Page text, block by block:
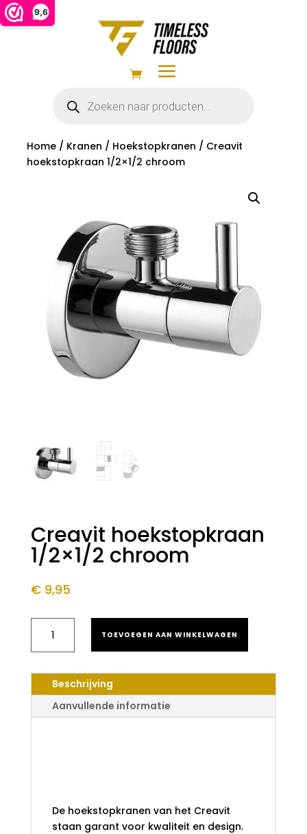
9,6
zoeken
Home/ Kranen / Hoekstopkranen / Creavit
hoekstopkraan 1/2×1/2 chroom
Creavit hoekstopkraan
1/2×1/2 chroom
€9,95
HOEKSTOPKRAAN
1/2X1/2
AANTAL
TOEVOEGEN AAN WINKELWAGEN
Beschrijving
Aanvullende informatie
De hoekstopkranen van het Creavit
staan garant voor kwaliteit en design.